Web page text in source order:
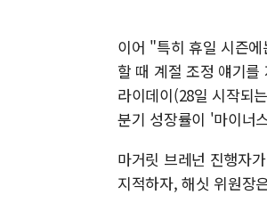
이어 "특히 휴일 시즌
할 때 계절 조정 얘기
라이데이(28일 시작되
분기 성장률이 '마이너
마거릿 브레넌 진행자
지적하자, 해싯 위원장